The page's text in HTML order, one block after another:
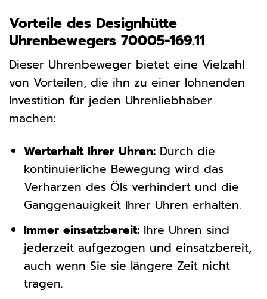
Vorteile des Designhütte
Uhrenbewegers 70005-169.11
Dieser Uhrenbeweger bietet eine Vielzahl
von Vorteilen, die ihn zu einer lohnenden
Investition für jeden Uhrenliebhaber
machen:
Werterhalt Ihrer Uhren:Durch die
kontinuierliche Bewegung wird das
Verharzen des Öls verhindert und die
Ganggenauigkeit Ihrer Uhren erhalten.
Immer einsatzbereit:Ihre Uhren sind
jederzeit aufgezogen und einsatzbereit,
auch wenn Sie sie längere Zeit nicht
tragen.